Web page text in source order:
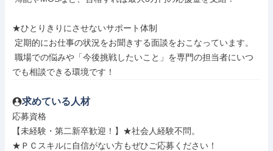
★ひとりきりにさせないサポート体制
でも相談できる環境です！
求めている人材
応募資格
【未経験・第二新卒歓迎！】★社会人経験不問。
★ＰＣスキルに自信がない方もぜひご応募ください！